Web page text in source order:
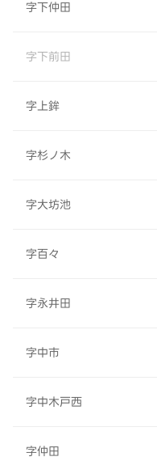
字下仲田
字下前田
字上鉾
字杉ノ木
字大坊池
字百々
字永井田
字中市
字中木戸西
字仲田